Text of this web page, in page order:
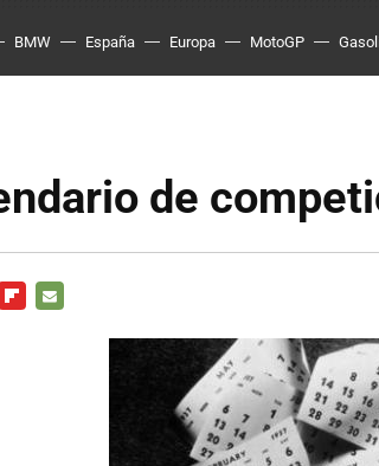
BMW España Europa MotoGP
de